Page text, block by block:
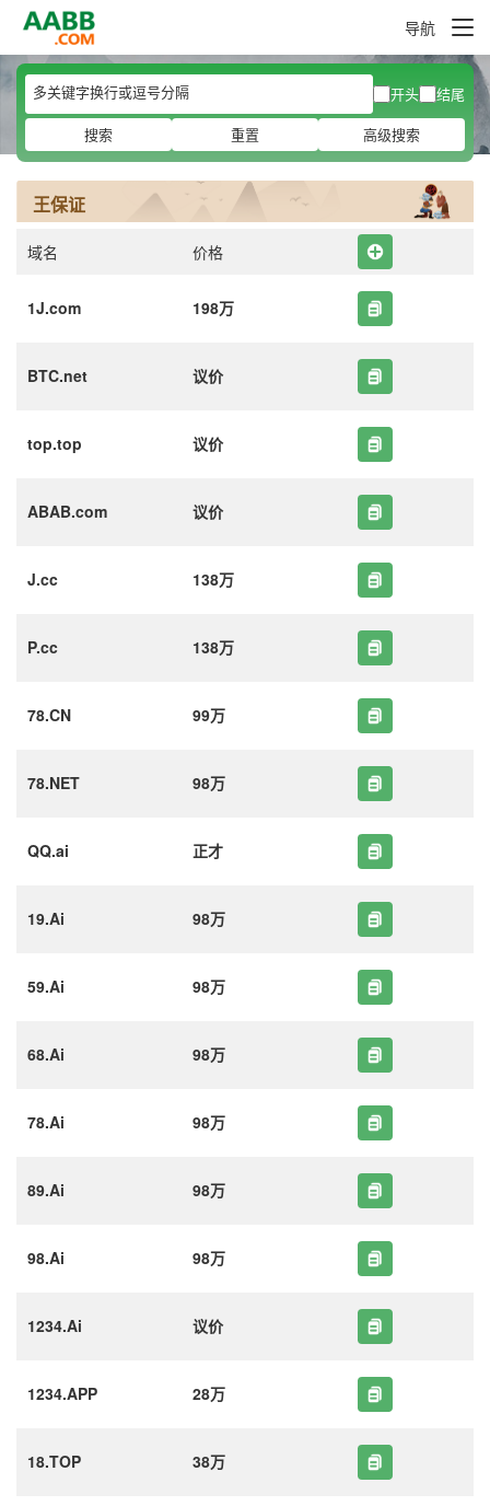
导航
开头
结尾
搜索
重置 高级搜索
王保证
域名 价格
1J.com 198万
BTC.net 议价
top.top 议价
ABAB.com 议价
J.cc 138万
P.cc 138万
78.CN 99万
78.NET 98万
QQ.ai 正才
19.Ai 98万
59.Ai 98万
68.Ai 98万
78.Ai 98万
89.Ai 98万
98.Ai 98万
1234.Ai 议价
1234.APP 28万
18.TOP 38万